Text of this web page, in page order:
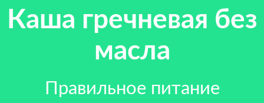
Каша гречневая без
масла
Правильное питание